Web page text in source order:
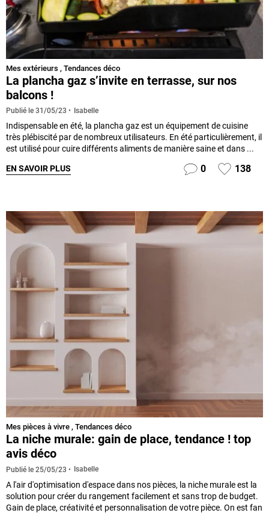
Mes extérieurs , Tendances déco
La plancha gaz s’invite en terrasse, sur nos
balcons !
Publié le 31/05/23 Isabelle
Indispensable en été, la plancha gaz est un équipement de cuisine
très plébiscité par de nombreux utilisateurs. En été particulièrement, il
est utilisé pour cuire différents aliments de manière saine et dans ...
EN SAVOIR PLUS 0 138
Mes pièces à vivre , Tendances déco
La niche murale: gain de place, tendance ! top
avis déco
Publié le 25/05/23 Isabelle
A l'air d'optimisation d'espace dans nos pièces, la niche murale est la
solution pour créer du rangement facilement et sans trop de budget.
Gain de place, créativité et personnalisation de votre pièce. On est fan